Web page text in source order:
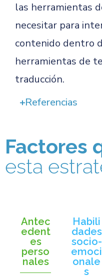
las herramientas
necesitar para
contenido dentro
herramientas de
traducción.
Referencias
Factores
esta
Antec
edent
es
perso
nales
Habili
dades
socio-
emoci
onale
s